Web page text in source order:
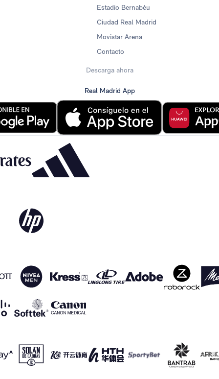
Estadio Bernabéu
Ciudad Real Madrid
Movistar Arena
Contacto
Descarga ahora
Real Madrid App